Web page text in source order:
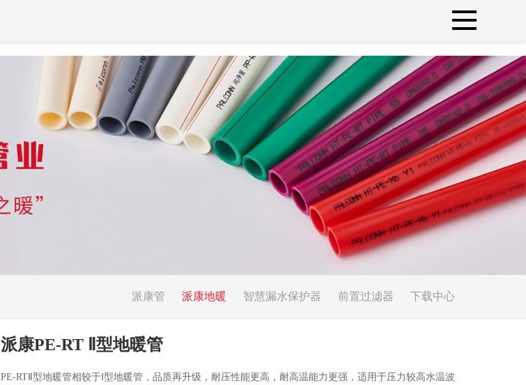
派康管 派康地暖 智慧漏水保护器 前置过滤器 下载中心
派康PE-RT Ⅱ型地暖管
PE-RTⅡ型地暖管相较于Ⅰ型地暖管，品质再升级，耐压性能更高，耐高温能力更强，适用于压力较高水温波